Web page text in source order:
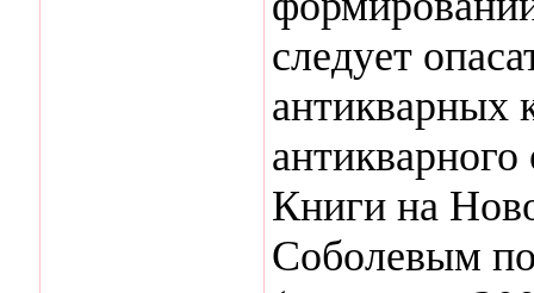
следует
антикварных
Книги на
Соболевым